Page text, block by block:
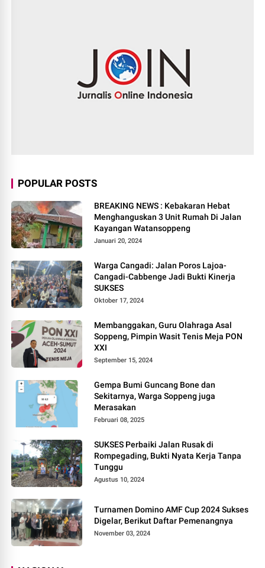
POPULAR POSTS
BREAKING NEWS : Kebakaran Hebat
Menghanguskan 3 Unit Rumah Di Jalan
Kayangan Watansoppeng
Januari 20, 2024
Warga Cangadi: Jalan Poros Lajoa-
Cangadi-Cabbenge Jadi Bukti Kinerja
SUKSES
Oktober 17, 2024
Membanggakan, Guru Olahraga Asal
Soppeng, Pimpin Wasit Tenis Meja PON
XXI
September 15, 2024
Gempa Bumi Guncang Bone dan
Sekitarnya, Warga Soppeng juga
Merasakan
Februari 08, 2025
SUKSES Perbaiki Jalan Rusak di
Rompegading, Bukti Nyata Kerja Tanpa
Tunggu
Agustus 10, 2024
Turnamen Domino AMF Cup 2024 Sukses
Digelar, Berikut Daftar Pemenangnya
November 03, 2024